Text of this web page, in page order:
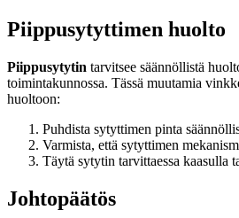
Piippusytyttimen huolto
Piippusytytin tarvitsee säännöllistä
toimintakunnossa. Tässä muutamia
huoltoon:
Puhdista sytyttimen pinta
Varmista, että sytyttimen
Täytä sytytin tarvittaessa kaasulla
Johtopäätös